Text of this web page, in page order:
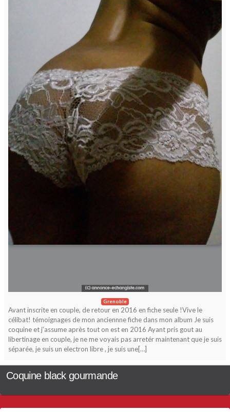
Grenoble
Avant inscrite en couple, de retour en 2016 en fiche seule !Vive le
célibat! témoignages de mon anciennne fiche dans mon album Je suis
coquine et j’assume après tout on est en 2016 Ayant pris gout au
libertinage en couple, je ne me voyais pas arretér maintenant que je suis
séparée, je suis un electron libre , je suis une[…]
Coquine black gourmande